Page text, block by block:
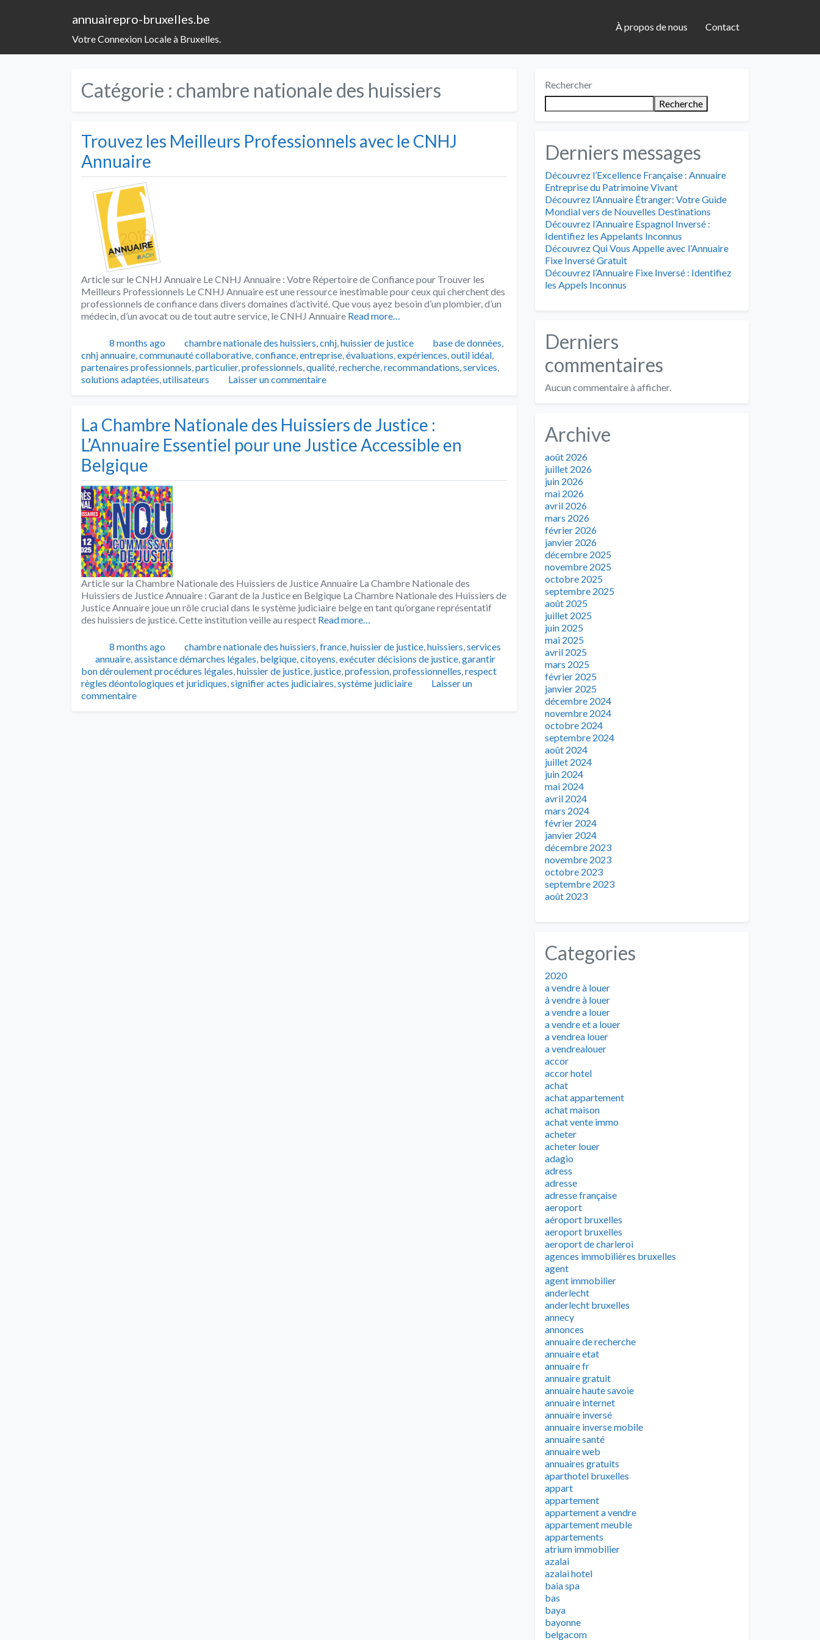
annuairepro-bruxelles.be
Votre Connexion Locale à Bruxelles.
À propos de nous Contact
Catégorie : chambre nationale des huissiers
Trouvez les Meilleurs Professionnels avec le CNHJ
Annuaire
Article sur le CNHJ Annuaire Le CNHJ Annuaire : Votre Répertoire de Confiance pour Trouver les
Meilleurs Professionnels Le CNHJ Annuaire est une ressource inestimable pour ceux qui cherchent des
professionnels de confiance dans divers domaines d’activité. Que vous ayez besoin d’un plombier, d’un
médecin, d’un avocat ou de tout autre service, le CNHJ Annuaire Read more…
Publié
8 months ago Catégories
chambre nationale des huissiers,cnhj,huissier de justice Tags
base de données,
cnhj annuaire,communauté collaborative,confiance,entreprise,évaluations,expériences,outil idéal,
partenaires professionnels,particulier,professionnels,qualité,recherche,recommandations,services,
solutions adaptées,utilisateurs Laisser un commentaire
La Chambre Nationale des Huissiers de Justice :
L’Annuaire Essentiel pour une Justice Accessible en
Belgique
Article sur la Chambre Nationale des Huissiers de Justice Annuaire La Chambre Nationale des
Huissiers de Justice Annuaire : Garant de la Justice en Belgique La Chambre Nationale des Huissiers de
Justice Annuaire joue un rôle crucial dans le système judiciaire belge en tant qu’organe représentatif
des huissiers de justice. Cette institution veille au respect Read more…
Publié
8 months ago Catégories
chambre nationale des huissiers,france,huissier de justice,huissiers,services
Tags
annuaire,assistance démarches légales, belgique,citoyens,exécuter décisions de justice,garantir
bon déroulement procédures légales,huissier de justice, justice,profession,professionnelles,respect
règles déontologiques et juridiques,signifier actes judiciaires,système judiciaire
Laisser un
commentaire
Rechercher
Recherche
Derniers messages
Découvrez l’Excellence Française : Annuaire
Entreprise du Patrimoine Vivant
Découvrez l’Annuaire Étranger: Votre Guide
Mondial vers de Nouvelles Destinations
Découvrez l’Annuaire Espagnol Inversé :
Identifiez les Appelants Inconnus
Découvrez Qui Vous Appelle avec l’Annuaire
Fixe Inversé Gratuit
Découvrez l’Annuaire Fixe Inversé : Identifiez
les Appels Inconnus
Derniers
commentaires
Aucun commentaire à afficher.
Archive
août 2026
juillet 2026
juin 2026
mai 2026
avril 2026
mars 2026
février 2026
janvier 2026
décembre 2025
novembre 2025
octobre 2025
septembre 2025
août 2025
juillet 2025
juin 2025
mai 2025
avril 2025
mars 2025
février 2025
janvier 2025
décembre 2024
novembre 2024
octobre 2024
septembre 2024
août 2024
juillet 2024
juin 2024
mai 2024
avril 2024
mars 2024
février 2024
janvier 2024
décembre 2023
novembre 2023
octobre 2023
septembre 2023
août 2023
Categories
2020
a vendre à louer
à vendre à louer
a vendre a louer
a vendre et a louer
a vendrea louer
a vendrealouer
accor
accor hotel
achat
achat appartement
achat maison
achat vente immo
acheter
acheter louer
adagio
adress
adresse
adresse française
aeroport
aéroport bruxelles
aeroport bruxelles
aeroport de charleroi
agences immobilières bruxelles
agent
agent immobilier
anderlecht
anderlecht bruxelles
annecy
annonces
annuaire de recherche
annuaire etat
annuaire fr
annuaire gratuit
annuaire haute savoie
annuaire internet
annuaire inversé
annuaire inverse mobile
annuaire santé
annuaire web
annuaires gratuits
aparthotel bruxelles
appart
appartement
appartement a vendre
appartement meuble
appartements
atrium immobilier
azalai
azalai hotel
baia spa
bas
baya
bayonne
belgacom